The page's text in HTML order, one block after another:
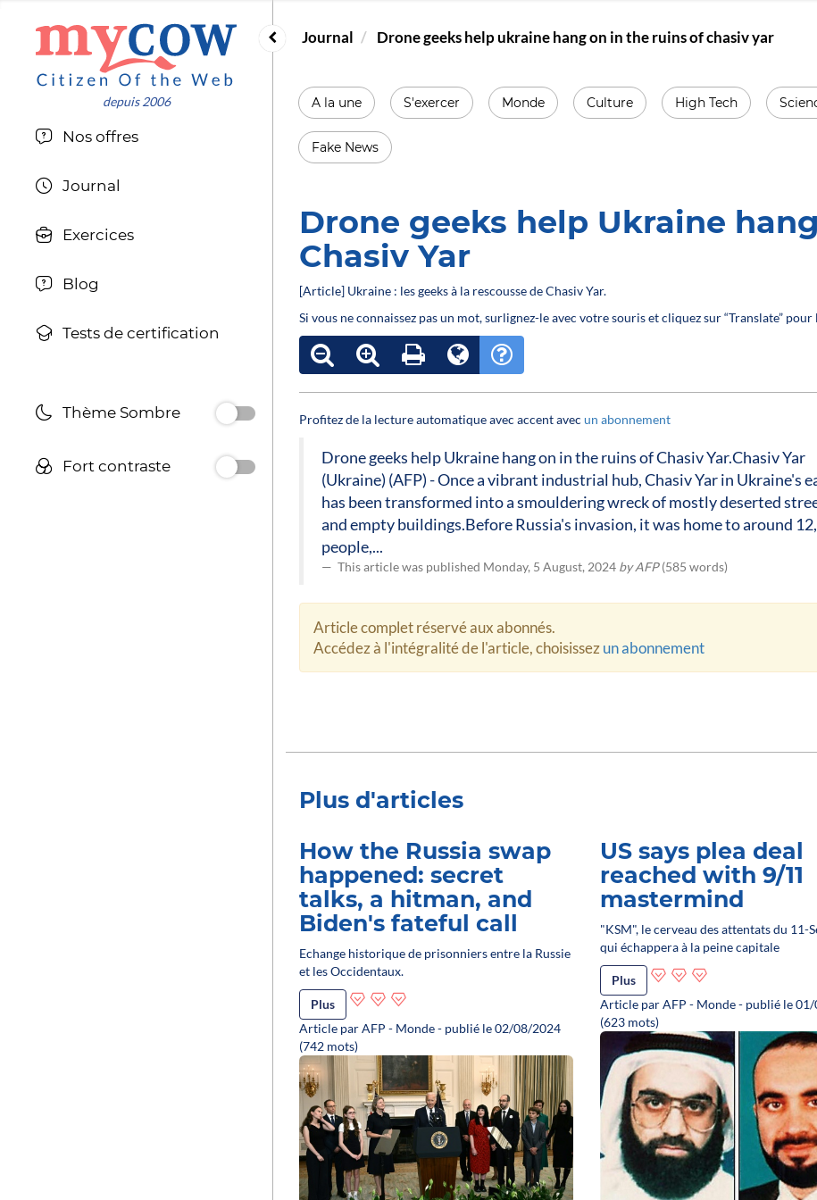
Nos offres
Journal
Exercices
Blog
Tests de certification
Thème Sombre
Fort contraste
Journal Drone geeks help ukraine hang on in the ruins of chasiv yar
A la une S'exercer Monde Culture High Tech
Fake News
Drone geeks help Ukraine
Chasiv Yar
[Article] Ukraine : les geeks à la rescousse de Chasiv Yar.
Si vous ne connaissez pas un mot, surlignez-le avec votre souris et cliquez sur “Translate”
Profitez de la lecture automatique avec accent avecun abonnement
Drone geeks help Ukraine hang on in the ruins of Chasiv Yar.Chasiv Yar
(Ukraine) (AFP) - Once a vibrant industrial hub, Chasiv Yar in Ukraine's
has been transformed into a smouldering wreck of mostly deserted
and empty buildings.Before Russia's invasion, it was home to around
people,...
This article was published Monday, 5 August, 2024 by AFP(585 words)
Article complet réservé aux abonnés.
Accédez à l'intégralité de l'article, choisissezun abonnement
Plus d'articles
How the Russia swap
happened: secret
talks, a hitman, and
Biden's fateful call
Echange historique de prisonniers entre la Russie
et les Occidentaux.
Plus
Article par AFP - Monde - publié le 02/08/2024
(742 mots)
US says plea deal
reached with 9/11
mastermind
"KSM", le cerveau des attentats du 11-
qui échappera à la peine capitale
Plus
Article par AFP - Monde - publié le
(623 mots)